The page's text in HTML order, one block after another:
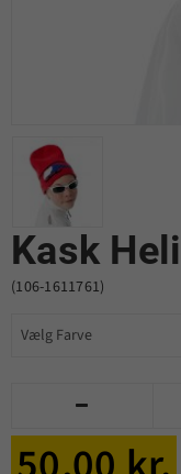
Kask
(106-1611761)
